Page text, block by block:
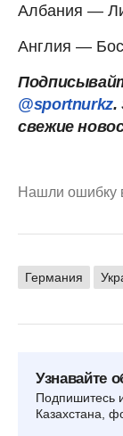
Албания —
Англия —
@sportnurkz.
свежие
Нашли ошибку
Германия
Узнавайте
Подпишитесь
Казахстана,